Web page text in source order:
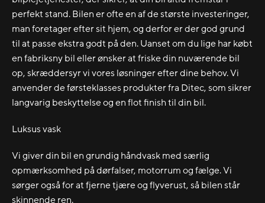
perfekt stand. Bilen er ofte en af de største investeringer,
man foretager efter sit hjem, og derfor er der god grund
til at passe ekstra godt på den. Uanset om du lige har købt
en fabriksny bil eller ønsker at friske din nuværende bil
op, skræddersyr vi vores løsninger efter dine behov. Vi
anvender de førsteklasses produkter fra Ditec, som sikrer
langvarig beskyttelse og en flot finish til din bil.
Luksus vask
Vi giver din bil en grundig håndvask med særlig
opmærksomhed på dørfalser, motorrum og fælge. Vi
sørger også for at fjerne tjære og flyverust, så bilen står
skinnende ren.